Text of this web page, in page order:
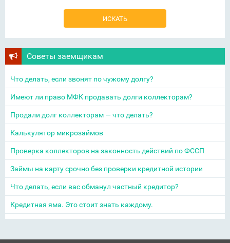
Советы заемщикам
Что делать, если звонят по чужому долгу?
Имеют ли право МФК продавать долги коллекторам?
Продали долг коллекторам — что делать?
Калькулятор микрозаймов
Проверка коллекторов на законность действий по ФССП
Займы на карту срочно без проверки кредитной истории
Что делать, если вас обманул частный кредитор?
Кредитная яма. Это стоит знать каждому.